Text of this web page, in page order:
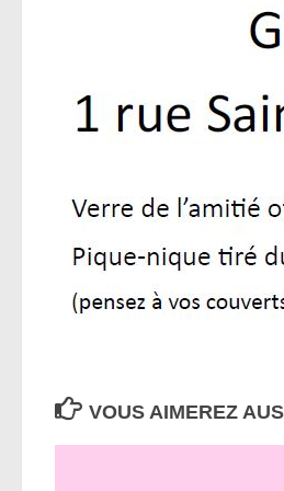
VOUS AIMEREZ